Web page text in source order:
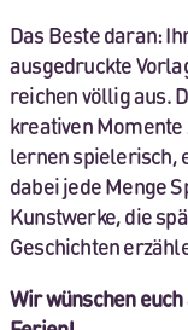
Das Beste daran:
ausgedruckte
reichen völlig aus.
kreativen
lernen spielerisch,
dabei jede Menge
Kunstwerke, die
Geschichten
Wir wünschen